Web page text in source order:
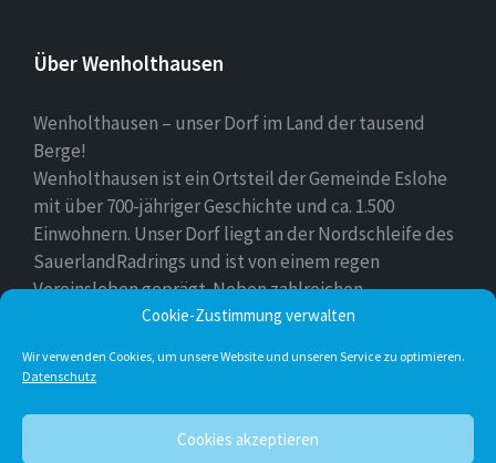
Cookie-Zustimmung verwalten
Wir verwenden Cookies, um unsere Website und unseren Service zu optimieren.
Datenschutz
Cookies akzeptieren
Über Wenholthausen
Wenholthausen – unser Dorf im Land der tausend
Berge!
Wenholthausen ist ein Ortsteil der Gemeinde Eslohe
mit über 700-jähriger Geschichte und ca. 1.500
Einwohnern. Unser Dorf liegt an der Nordschleife des
SauerlandRadrings und ist von einem regen
Vereinsleben geprägt. Neben zahlreichen
Freizeitmöglichkeiten ist unser Ort für sein
Facebook Twitter